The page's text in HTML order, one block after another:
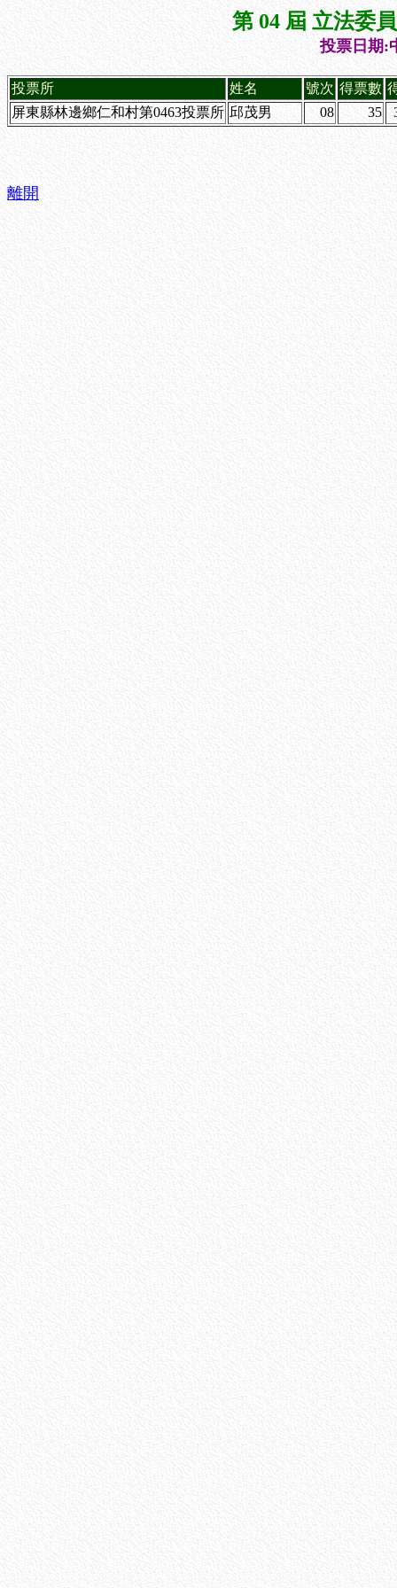
第 04 屆 立法委
投票日期:
投票所 姓名 號次 得票數
屏東縣林邊鄉仁和村第0463投票所 邱茂男 08 35
離開